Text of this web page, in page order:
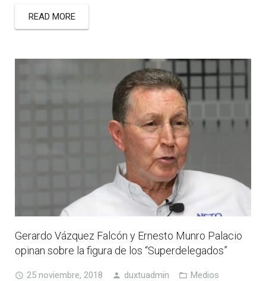
READ MORE
Gerardo Vázquez Falcón y Ernesto Munro Palacio
opinan sobre la figura de los “Superdelegados”
25 noviembre, 2018 duxtuadmin Medios